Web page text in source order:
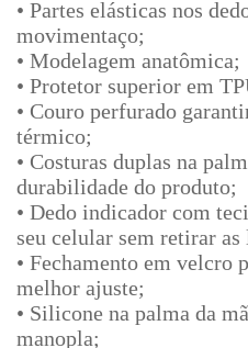
• Partes elásticas nos
movimentaço;
• Modelagem anatômica;
• Protetor superior em
• Couro perfurado
térmico;
• Costuras duplas na
durabilidade do produto;
• Dedo indicador com
seu celular sem retirar as
• Fechamento em velcro
melhor ajuste;
• Silicone na palma da
manopla;